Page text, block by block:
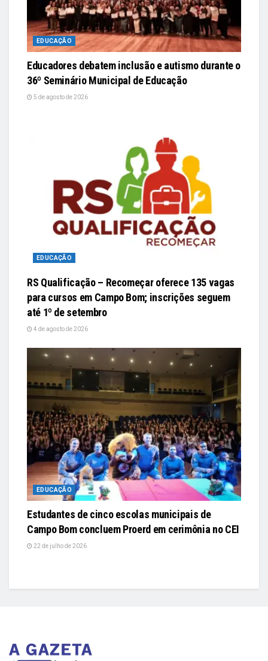
EDUCAÇÃO
Educadores debatem inclusão e autismo durante o
36º Seminário Municipal de Educação
5 de agosto de 2026
EDUCAÇÃO
RS Qualificação – Recomeçar oferece 135 vagas
para cursos em Campo Bom; inscrições seguem
até 1º de setembro
4 de agosto de 2026
EDUCAÇÃO
Estudantes de cinco escolas municipais de
Campo Bom concluem Proerd em cerimônia no CEI
22 de julho de 2026